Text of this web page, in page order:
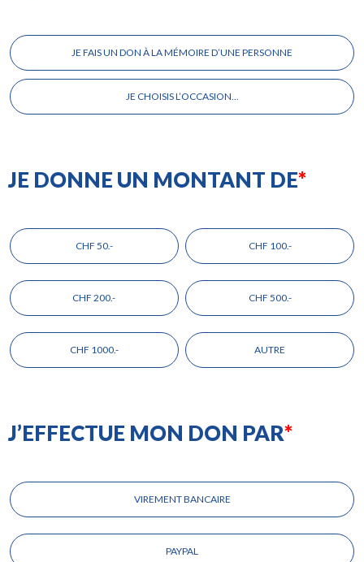
Je
fais
un
don
à
l’occasion
JE FAIS UN DON À LA MÉMOIRE D’UNE PERSONNE
JE CHOISIS L’OCCASION...
JE DONNE UN MONTANT DE
Choisissez
le
montant
votre
don
CHF 50.- CHF 100.-
CHF 200.- CHF 500.-
CHF 1000.- AUTRE
J’EFFECTUE MON DON PAR
Choisissez
votre
mode
paiement
VIREMENT BANCAIRE
PAYPAL